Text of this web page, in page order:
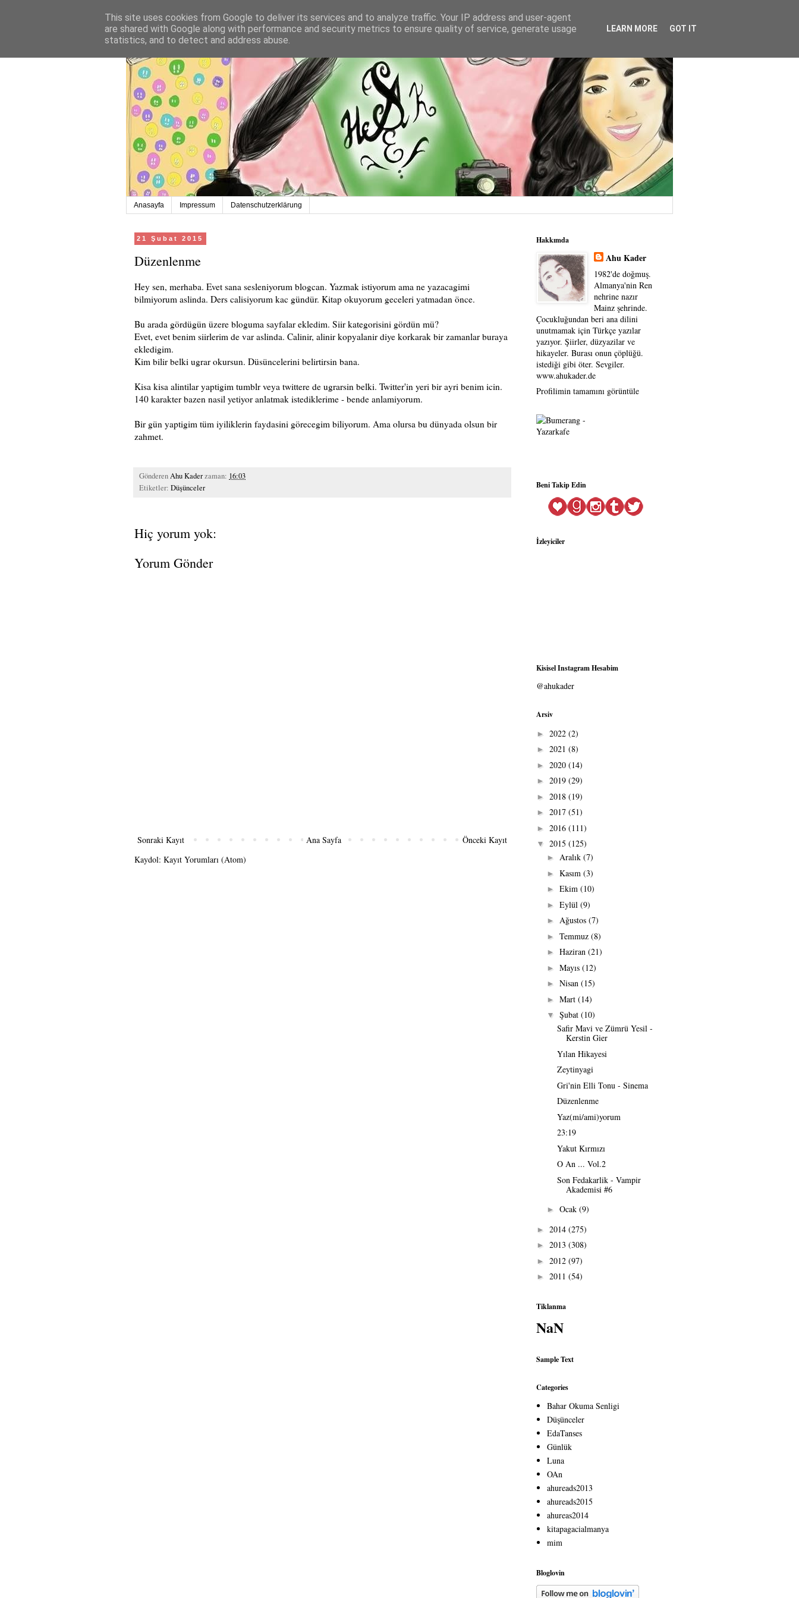
Anasayfa Impressum Datenschutzerklärung
21 Şubat 2015
Düzenlenme
Hey sen, merhaba. Evet sana sesleniyorum blogcan. Yazmak istiyorum ama ne yazacagimi
bilmiyorum aslinda. Ders calisiyorum kac gündür. Kitap okuyorum geceleri yatmadan önce.
Bu arada gördügün üzere bloguma sayfalar ekledim. Siir kategorisini gördün mü?
Evet, evet benim siirlerim de var aslinda. Calinir, alinir kopyalanir diye korkarak bir zamanlar buraya
ekledigim.
Kim bilir belki ugrar okursun. Düsüncelerini belirtirsin bana.
Kisa kisa alintilar yaptigim tumblr veya twittere de ugrarsin belki. Twitter'in yeri bir ayri benim icin.
140 karakter bazen nasil yetiyor anlatmak istediklerime - bende anlamiyorum.
Bir gün yaptigim tüm iyiliklerin faydasini görecegim biliyorum. Ama olursa bu dünyada olsun bir
zahmet.
GönderenAhu Kaderzaman: 16:03
Etiketler: Düşünceler
Hiç yorum yok:
Yorum Gönder
Sonraki Kayıt Önceki Kayıt
Ana Sayfa
Kaydol: Kayıt Yorumları (Atom)
Hakkımda
Ahu Kader
1982'de doğmuş.
Almanya'nin Ren
nehrine nazır
Mainz şehrinde.
Çocukluğundan beri ana dilini
unutmamak için Türkçe yazılar
yazıyor. Şiirler, düzyazilar ve
hikayeler. Burası onun çöplüğü.
istediği gibi öter. Sevgiler.
www.ahukader.de
Profilimin tamamını görüntüle
Beni Takip Edin
İzleyiciler
Kisisel Instagram Hesabim
@ahukader
Arsiv
► 2022 (2)
► 2021 (8)
► 2020 (14)
► 2019 (29)
► 2018 (19)
► 2017 (51)
► 2016 (111)
▼ 2015 (125)
► Aralık (7)
► Kasım (3)
► Ekim (10)
► Eylül (9)
► Ağustos (7)
► Temmuz (8)
► Haziran (21)
► Mayıs (12)
► Nisan (15)
► Mart (14)
▼ Şubat (10)
Safir Mavi ve Zümrü Yesil -
Kerstin Gier
Yılan Hikayesi
Zeytinyagi
Gri'nin Elli Tonu - Sinema
Düzenlenme
Yaz(mi/ami)yorum
23:19
Yakut Kırmızı
O An ... Vol.2
Son Fedakarlik - Vampir
Akademisi #6
► Ocak (9)
► 2014 (275)
► 2013 (308)
► 2012 (97)
► 2011 (54)
Tiklanma
NaN
Sample Text
Categories
Bahar Okuma Senligi
Düşünceler
EdaTanses
Günlük
Luna
OAn
ahureads2013
ahureads2015
ahureas2014
kitapagacialmanya
mim
Bloglovin
This site uses cookies from Google to deliver its services and to analyze traffic. Your IP address and user-agent
are shared with Google along with performance and security metrics to ensure quality of service, generate usage
statistics, and to detect and address abuse.
LEARN MORE GOT IT